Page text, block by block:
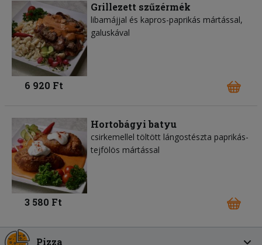
Grillezett szűzérmék
libamájjal és kapros-paprikás mártással,
galuskával
6 920 Ft
Hortobágyi batyu
csirkemellel töltött lángostészta paprikás-
tejfölös mártással
3 580 Ft
Pizza